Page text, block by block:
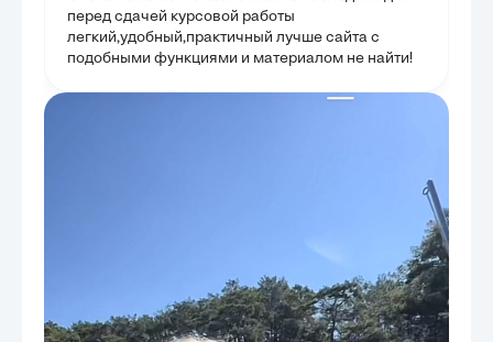
предоставляя
разрешению.
применением.
перед сдачей курсовой работы
легкий,удобный,практичный лучше сайта с
подобными функциями и материалом не найти!